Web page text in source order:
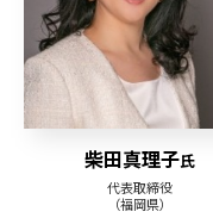
柴田真理子氏
代表取締役
（福岡県）